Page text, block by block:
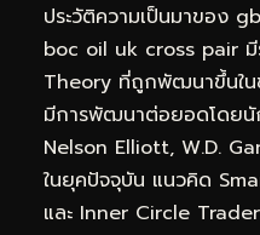
ประวัติความเป็นมาของ
boc oil uk cross pair
Theory ที่ถูกพัฒนาขึ้นใ
มีการพัฒนาต่อยอดโดยนั
Nelson Elliott, W.D.
ในยุคปัจจุบัน แนวคิด
และ Inner Circle